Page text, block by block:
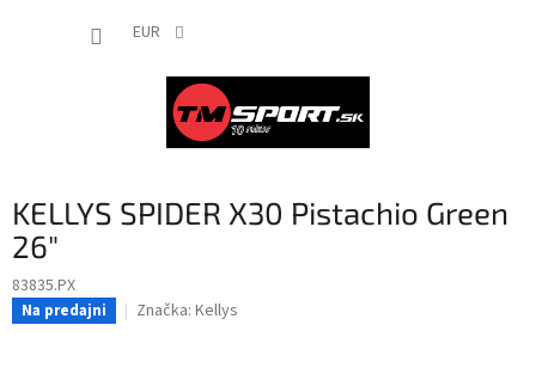
EUR
KELLYS SPIDER X30 Pistachio Green
26"
83835.PX
Na predajni Značka: Kellys